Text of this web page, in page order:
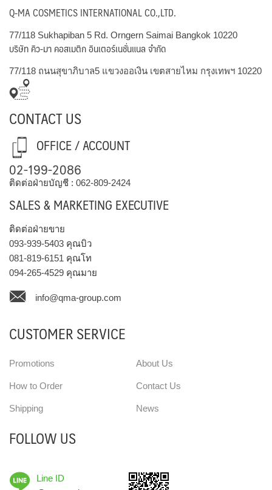
Q-MA COSMETICS INTERNATIONAL CO.,LTD.
77/118 Sukhapiban 5 Rd. Orngern Saimai Bangkok 10220
บริษัท คิว-มา คอสเมติก อินเตอร์เนชั่นแนล จำกัด
77/118 ถนนสุขาภิบาล5 แขวงออเงิน เขตสายไหม กรุงเทพฯ 10220
CONTACT US
OFFICE / ACCOUNT
02-199-2086
ติดต่อฝ่ายบัญชี : 062-809-2424
SALES & MARKETING EXECUTIVE
ติดต่อฝ่ายขาย
093-939-5403 คุณบิว
081-819-6151 คุณโท
094-265-4529 คุณมาย
info@qma-group.com
CUSTOMER SERVICE
Promotions
How to Order
Shipping
About Us
Contact Us
News
FOLLOW US
Line ID